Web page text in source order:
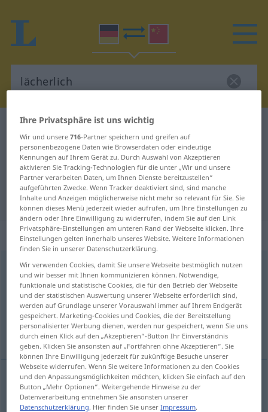
Deutsch-Chinesisch Wörterbuch
Deutsch-Chinesisch Übersetzung
für "lächerlich"
"lächerlich" Chinesisch Übersetzung
„lächerlich“
lächerlich
Übersicht aller Übersetzungen
(Für mehr Details die Übersetzung anklicken/antippen)
可笑的
可笑的[kěxiàode] lächerlich
Ihre Privatsphäre ist uns wichtig
Wir und unsere716-Partner speichern und greifen auf
personenbezogene Daten wie Browserdaten oder eindeutige
Kennungen auf Ihrem Gerät zu. Durch Auswahl von Akzeptieren
aktivieren Sie Tracking-Technologien für die unter „Wir und unsere
Partner verarbeiten Daten, um Ihnen Dienste bereitzustellen“
aufgeführten Zwecke. Wenn Tracker deaktiviert sind, sind manche
Inhalte und Anzeigen möglicherweise nicht mehr so relevant für Sie. Sie
können dieses Menü jederzeit wieder aufrufen, um Ihre Einstellungen zu
ändern oder Ihre Einwilligung zu widerrufen, indem Sie auf den Link
Privatsphäre-Einstellungen am unteren Rand der Webseite klicken. Ihre
Einstellungen gelten innerhalb unseres Website. Weitere Informationen
finden Sie in unserer Datenschutzerklärung.
Wir verwenden Cookies, damit Sie unsere Webseite bestmöglich nutzen
und wir besser mit Ihnen kommunizieren können. Notwendige,
funktionale und statistische Cookies, die für den Betrieb der Webseite
und der statistischen Auswertung unserer Webseite erforderlich sind,
werden auf Grundlage unserer Vorauswahl immer auf Ihrem Endgerät
gespeichert. Marketing-Cookies und Cookies, die der Bereitstellung
personalisierter Werbung dienen, werden nur gespeichert, wenn Sie uns
durch einen Klick auf den „Akzeptieren“-Button Ihr Einverständnis
geben. Klicken Sie ansonsten auf „Fortfahren ohne Akzeptieren“. Sie
können Ihre Einwilligung jederzeit für zukünftige Besuche unserer
Webseite widerrufen. Wenn Sie weitere Informationen zu den Cookies
und den Anpassungsmöglichkeiten möchten, klicken Sie einfach auf den
Button „Mehr Optionen“. Weitergehende Hinweise zu der
Datenverarbeitung entnehmen Sie ansonsten unserer
Datenschutzerklärung. Hier finden Sie unserImpressum.